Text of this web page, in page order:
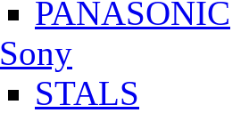
PANASONIC
Sony
STALS